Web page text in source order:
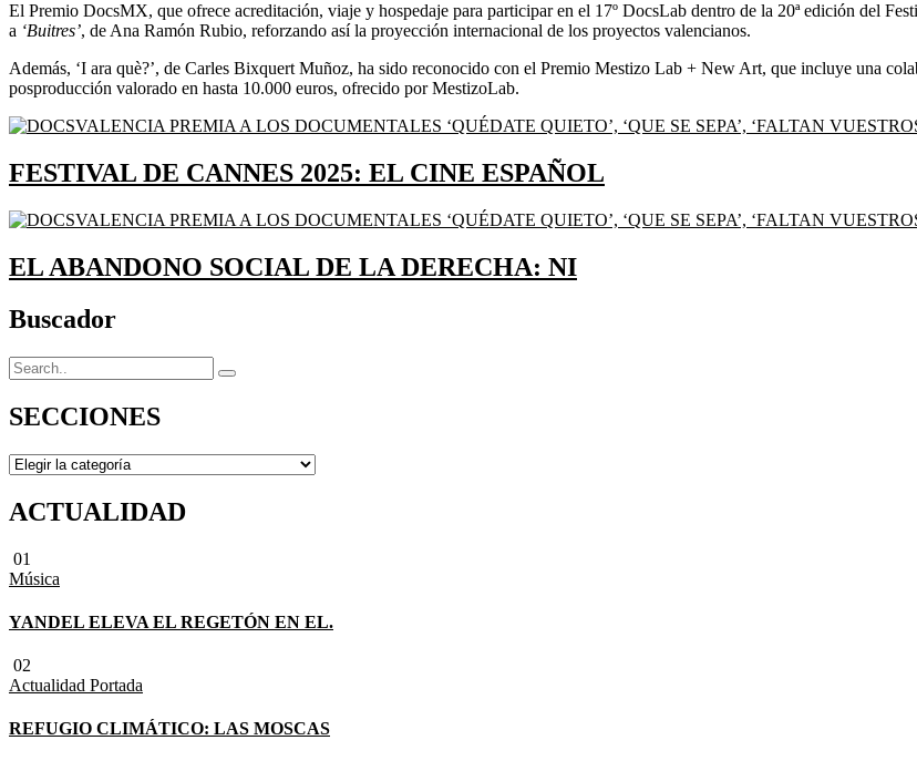
El Premio DocsMX, que ofrece acreditación, viaje y hospedaje para participar en el 17º DocsLab dentro de la 20ª edición del
a ‘Buitres’, de Ana Ramón Rubio, reforzando así la proyección internacional de los proyectos valencianos.
Además, ‘I ara què?’, de Carles Bixquert Muñoz, ha sido reconocido con el Premio Mestizo Lab + New Art, que incluye una
posproducción valorado en hasta 10.000 euros, ofrecido por MestizoLab.
FESTIVAL DE CANNES 2025: EL CINE ESPAÑOL
EL ABANDONO SOCIAL DE LA DERECHA: NI
Buscador
SECCIONES
SECCIONES
ACTUALIDAD
01
Música
YANDEL ELEVA EL REGETÓN EN EL.
02
Actualidad Portada
REFUGIO CLIMÁTICO: LAS MOSCAS